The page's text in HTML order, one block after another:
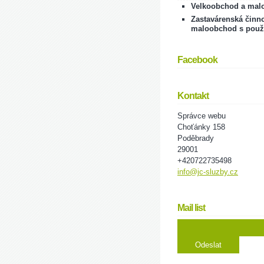
Velkoobchod a
Zastavárenská
maloobchod s
Facebook
Kontakt
Správce webu
Choťánky 158
Poděbrady
29001
+420722735498
info@jc-sluzby.cz
Mail list